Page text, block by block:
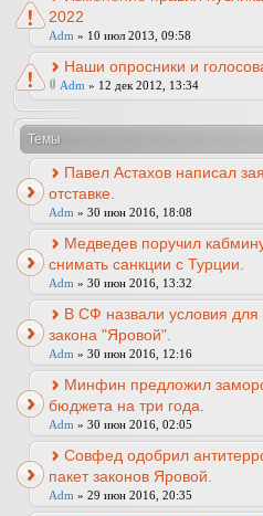
2022
Adm » 10 июл 2013, 09:58
Наши опросники и
Adm » 12 дек 2012, 13:34
Темы
Павел Астахов написал
отставке.
Adm » 30 июн 2016, 18:08
Медведев поручил
снимать санкции с Турции.
Adm » 30 июн 2016, 13:32
В СФ назвали условия для
закона "Яровой".
Adm » 30 июн 2016, 12:16
Минфин предложил
бюджета на три года.
Adm » 30 июн 2016, 02:05
Совфед одобрил
пакет законов Яровой.
Adm » 29 июн 2016, 20:35